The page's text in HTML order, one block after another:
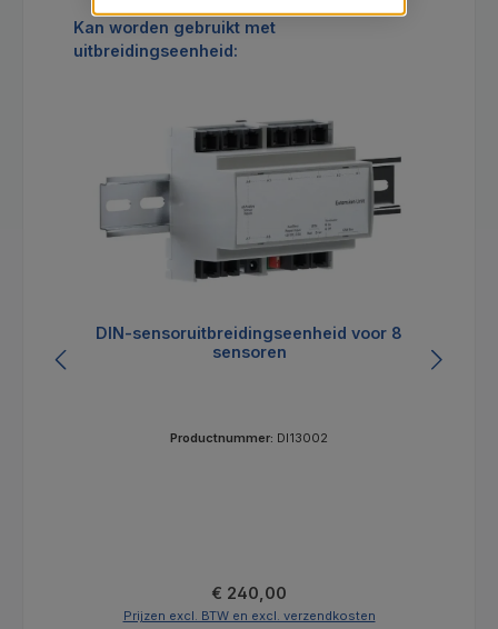
Productgalerij overslaan
Kan worden gebruikt met
uitbreidingseenheid:
DIN-sensoruitbreidingseenheid voor 8
sensoren
Productnummer: DI13002
Normale prijs:
€ 240,00
Prijzen excl. BTW en excl. verzendkosten